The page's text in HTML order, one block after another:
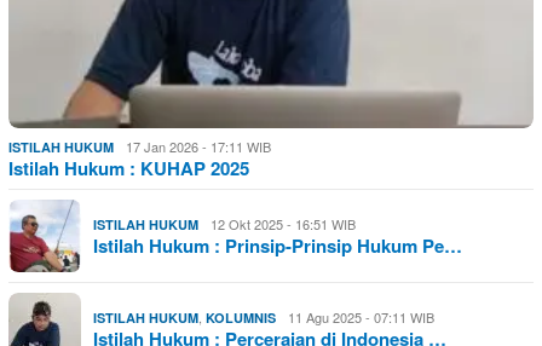
ISTILAH HUKUM 17 Jan 2026 - 17:11 WIB
Istilah Hukum : KUHAP 2025
ISTILAH HUKUM 12 Okt 2025 - 16:51 WIB
Istilah Hukum : Prinsip-Prinsip Hukum Pe…
ISTILAH HUKUM KOLUMNIS 11 Agu 2025 - 07:11 WIB
Istilah Hukum : Perceraian di Indonesia …